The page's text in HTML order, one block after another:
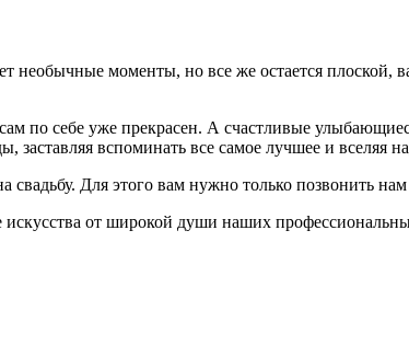
необычные моменты, но все же остается
по себе уже прекрасен. А счастливые
вспоминать все самое лучшее и вселяя
Для этого вам нужно только позвонить нам
от широкой души наших